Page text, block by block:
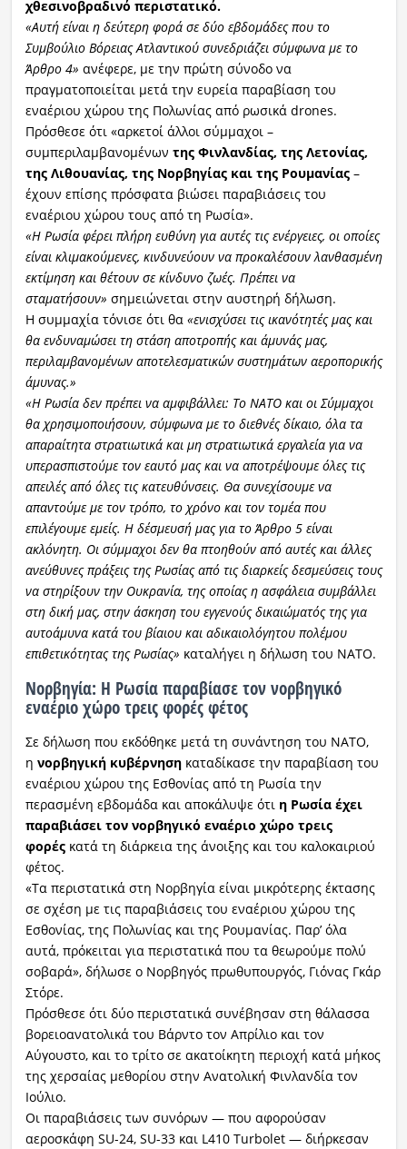
χθεσινοβραδινό περιστατικό.
«Αυτή είναι η δεύτερη φορά σε δύο εβδομάδες που το
Συμβούλιο Βόρειας Ατλαντικού συνεδριάζει σύμφωνα με το
Άρθρο 4» ανέφερε, με την πρώτη σύνοδο να
πραγματοποιείται μετά την ευρεία παραβίαση του
εναέριου χώρου της Πολωνίας από ρωσικά drones.
Πρόσθεσε ότι «αρκετοί άλλοι σύμμαχοι –
συμπεριλαμβανομένων της Φινλανδίας, της Λετονίας,
της Λιθουανίας, της Νορβηγίας και της Ρουμανίας–
έχουν επίσης πρόσφατα βιώσει παραβιάσεις του
εναέριου χώρου τους από τη Ρωσία».
«Η Ρωσία φέρει πλήρη ευθύνη για αυτές τις ενέργειες, οι οποίες
είναι κλιμακούμενες, κινδυνεύουν να προκαλέσουν λανθασμένη
εκτίμηση και θέτουν σε κίνδυνο ζωές. Πρέπει να
σταματήσουν» σημειώνεται στην αυστηρή δήλωση.
Η συμμαχία τόνισε ότι θα «ενισχύσει τις ικανότητές μας και
θα ενδυναμώσει τη στάση αποτροπής και άμυνάς μας,
περιλαμβανομένων αποτελεσματικών συστημάτων αεροπορικής
άμυνας.»
«Η Ρωσία δεν πρέπει να αμφιβάλλει: Το ΝΑΤΟ και οι Σύμμαχοι
θα χρησιμοποιήσουν, σύμφωνα με το διεθνές δίκαιο, όλα τα
απαραίτητα στρατιωτικά και μη στρατιωτικά εργαλεία για να
υπερασπιστούμε τον εαυτό μας και να αποτρέψουμε όλες τις
απειλές από όλες τις κατευθύνσεις. Θα συνεχίσουμε να
απαντούμε με τον τρόπο, το χρόνο και τον τομέα που
επιλέγουμε εμείς. Η δέσμευσή μας για το Άρθρο 5 είναι
ακλόνητη. Οι σύμμαχοι δεν θα πτοηθούν από αυτές και άλλες
ανεύθυνες πράξεις της Ρωσίας από τις διαρκείς δεσμεύσεις τους
να στηρίξουν την Ουκρανία, της οποίας η ασφάλεια συμβάλλει
στη δική μας, στην άσκηση του εγγενούς δικαιώματός της για
αυτοάμυνα κατά του βίαιου και αδικαιολόγητου πολέμου
επιθετικότητας της Ρωσίας» καταλήγει η δήλωση του ΝΑΤΟ.
Νορβηγία: Η Ρωσία παραβίασε τον νορβηγικό
εναέριο χώρο τρεις φορές φέτος
Σε δήλωση που εκδόθηκε μετά τη συνάντηση του ΝΑΤΟ,
η νορβηγική κυβέρνησηκαταδίκασε την παραβίαση του
εναέριου χώρου της Εσθονίας από τη Ρωσία την
περασμένη εβδομάδα και αποκάλυψε ότι η Ρωσία έχει
παραβιάσει τον νορβηγικό εναέριο χώρο τρεις
φορέςκατά τη διάρκεια της άνοιξης και του καλοκαιριού
φέτος.
«Τα περιστατικά στη Νορβηγία είναι μικρότερης έκτασης
σε σχέση με τις παραβιάσεις του εναέριου χώρου της
Εσθονίας, της Πολωνίας και της Ρουμανίας. Παρ’ όλα
αυτά, πρόκειται για περιστατικά που τα θεωρούμε πολύ
σοβαρά», δήλωσε ο Νορβηγός πρωθυπουργός, Γιόνας Γκάρ
Στόρε.
Πρόσθεσε ότι δύο περιστατικά συνέβησαν στη θάλασσα
βορειοανατολικά του Βάρντο τον Απρίλιο και τον
Αύγουστο, και το τρίτο σε ακατοίκητη περιοχή κατά μήκος
της χερσαίας μεθορίου στην Ανατολική Φινλανδία τον
Ιούλιο.
Οι παραβιάσεις των συνόρων — που αφορούσαν
αεροσκάφη SU-24, SU-33 και L410 Turbolet — διήρκεσαν